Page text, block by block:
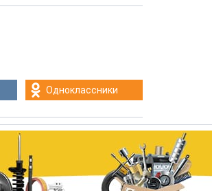
Одноклассники